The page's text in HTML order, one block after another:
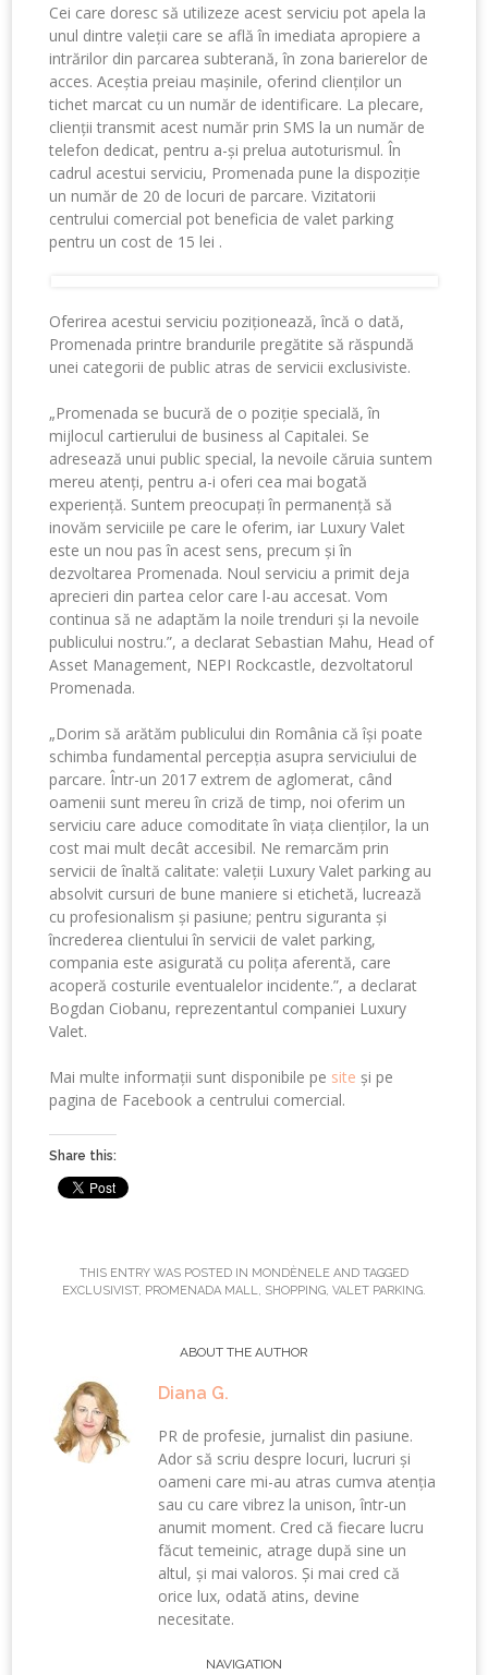
Cei care doresc să utilizeze acest serviciu pot apela la
unul dintre valeții care se află în imediata apropiere a
intrărilor din parcarea subterană, în zona barierelor de
acces. Aceștia preiau mașinile, oferind clienților un
tichet marcat cu un număr de identificare. La plecare,
clienții transmit acest număr prin SMS la un număr de
telefon dedicat, pentru a-și prelua autoturismul. În
cadrul acestui serviciu, Promenada pune la dispoziție
un număr de 20 de locuri de parcare. Vizitatorii
centrului comercial pot beneficia de valet parking
pentru un cost de 15 lei .
Oferirea acestui serviciu poziționează, încă o dată,
Promenada printre brandurile pregătite să răspundă
unei categorii de public atras de servicii exclusiviste.
„Promenada se bucură de o poziție specială, în
mijlocul cartierului de business al Capitalei. Se
adresează unui public special, la nevoile căruia suntem
mereu atenți, pentru a-i oferi cea mai bogată
experiență. Suntem preocupați în permanență să
inovăm serviciile pe care le oferim, iar Luxury Valet
este un nou pas în acest sens, precum și în
dezvoltarea Promenada. Noul serviciu a primit deja
aprecieri din partea celor care l-au accesat. Vom
continua să ne adaptăm la noile trenduri și la nevoile
publicului nostru.”, a declarat Sebastian Mahu, Head of
Asset Management, NEPI Rockcastle, dezvoltatorul
Promenada.
„Dorim să arătăm publicului din România că își poate
schimba fundamental percepția asupra serviciului de
parcare. Într-un 2017 extrem de aglomerat, când
oamenii sunt mereu în criză de timp, noi oferim un
serviciu care aduce comoditate în viața clienților, la un
cost mai mult decât accesibil. Ne remarcăm prin
servicii de înaltă calitate: valeții Luxury Valet parking au
absolvit cursuri de bune maniere si etichetă, lucrează
cu profesionalism și pasiune; pentru siguranta și
încrederea clientului în servicii de valet parking,
compania este asigurată cu polița aferentă, care
acoperă costurile eventualelor incidente.”, a declarat
Bogdan Ciobanu, reprezentantul companiei Luxury
Valet.
Mai multe informații sunt disponibile pe site și pe
pagina de Facebook a centrului comercial.
Share this:
THIS ENTRY WAS POSTED IN MONDÈNELE AND TAGGED
EXCLUSIVIST, PROMENADA MALL, SHOPPING, VALET PARKING.
ABOUT THE AUTHOR
Diana G.
PR de profesie, jurnalist din pasiune.
Ador să scriu despre locuri, lucruri și
oameni care mi-au atras cumva atenția
sau cu care vibrez la unison, într-un
anumit moment. Cred că fiecare lucru
făcut temeinic, atrage după sine un
altul, și mai valoros. Și mai cred că
orice lux, odată atins, devine
necesitate.
NAVIGATION